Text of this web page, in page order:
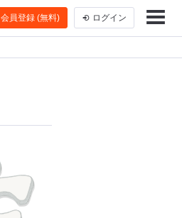
会員登録 (無料) ログイン